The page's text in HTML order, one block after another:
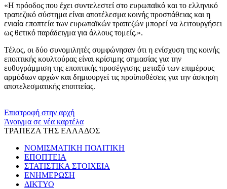
«Η πρόοδος που έχει συντελεστεί στο ευρωπαϊκό και το ελληνικό
τραπεζικό σύστημα είναι αποτέλεσμα κοινής προσπάθειας και η
ενιαία εποπτεία των ευρωπαϊκών τραπεζών μπορεί να λειτουργήσει
ως θετικό παράδειγμα για άλλους τομείς.».
Τέλος, οι δύο συνομιλητές συμφώνησαν ότι η ενίσχυση της κοινής
εποπτικής κουλτούρας είναι κρίσιμης σημασίας για την
ευθυγράμμιση της εποπτικής προσέγγισης μεταξύ των επιμέρους
αρμόδιων αρχών και δημιουργεί τις προϋποθέσεις για την άσκηση
αποτελεσματικής εποπτείας.
Επιστροφή στην αρχή
Άνοιγμα σε νέα καρτέλα
ΤΡΑΠΕΖΑ ΤΗΣ ΕΛΛΑΔΟΣ
ΝΟΜΙΣΜΑΤΙΚΗ ΠΟΛΙΤΙΚΗ
ΕΠΟΠΤΕΙΑ
ΣΤΑΤΙΣΤΙΚΑ ΣΤΟΙΧΕΙΑ
ΕΝΗΜΕΡΩΣΗ
ΔΙΚΤΥΟ